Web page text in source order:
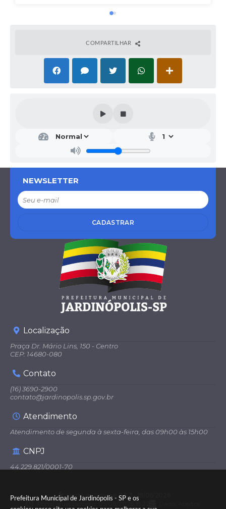
Prefeitura Municipal de Jardinópolis - SP e os
COMPARTILHAR
NEWSLETTER
CADASTRAR
Localização
Praça Dr. Mário Lins, 150 - Centro
CEP: 14680-080
Contato
(16) 3690-2900
contato@jardinopolis.sp.gov.br
Atendimento
Atendimento de segunda à sexta-feira, das 09h00 às 15h00
CNPJ
44.229.821/0001-70
Versão do Sistema: 3.5.3 - 19/06/2026
Portal atualizado em:
05/08/2026 16:22